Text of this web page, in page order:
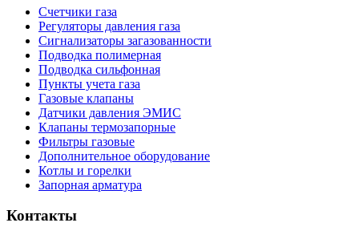
Счетчики газа
Регуляторы давления газа
Сигнализаторы загазованности
Подводка полимерная
Подводка сильфонная
Пункты учета газа
Газовые клапаны
Датчики давления ЭМИС
Клапаны термозапорные
Фильтры газовые
Дополнительное оборудование
Котлы и горелки
Запорная арматура
Контакты